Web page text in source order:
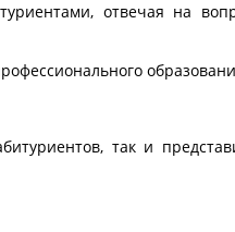
отвечая на
так и